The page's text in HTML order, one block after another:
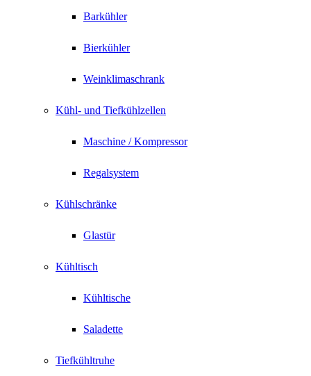
Barkühler
Bierkühler
Weinklimaschrank
Kühl- und Tiefkühlzellen
Maschine / Kompressor
Regalsystem
Kühlschränke
Glastür
Kühltisch
Kühltische
Saladette
Tiefkühltruhe